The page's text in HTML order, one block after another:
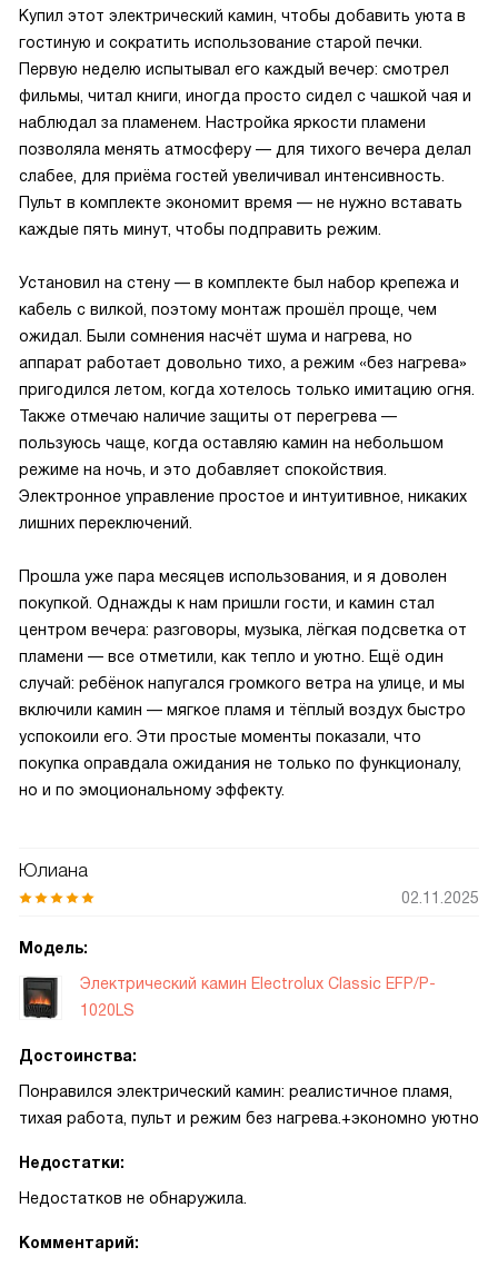
Купил этот электрический камин, чтобы добавить уюта в
гостиную и сократить использование старой печки.
Первую неделю испытывал его каждый вечер: смотрел
фильмы, читал книги, иногда просто сидел с чашкой чая и
наблюдал за пламенем. Настройка яркости пламени
позволяла менять атмосферу — для тихого вечера делал
слабее, для приёма гостей увеличивал интенсивность.
Пульт в комплекте экономит время — не нужно вставать
каждые пять минут, чтобы подправить режим.
Установил на стену — в комплекте был набор крепежа и
кабель с вилкой, поэтому монтаж прошёл проще, чем
ожидал. Были сомнения насчёт шума и нагрева, но
аппарат работает довольно тихо, а режим «без нагрева»
пригодился летом, когда хотелось только имитацию огня.
Также отмечаю наличие защиты от перегрева —
пользуюсь чаще, когда оставляю камин на небольшом
режиме на ночь, и это добавляет спокойствия.
Электронное управление простое и интуитивное, никаких
лишних переключений.
Прошла уже пара месяцев использования, и я доволен
покупкой. Однажды к нам пришли гости, и камин стал
центром вечера: разговоры, музыка, лёгкая подсветка от
пламени — все отметили, как тепло и уютно. Ещё один
случай: ребёнок напугался громкого ветра на улице, и мы
включили камин — мягкое пламя и тёплый воздух быстро
успокоили его. Эти простые моменты показали, что
покупка оправдала ожидания не только по функционалу,
но и по эмоциональному эффекту.
Юлиана
02.11.2025
Модель:
Электрический камин Electrolux Classic EFP/P-
1020LS
Достоинства:
Понравился электрический камин: реалистичное пламя,
тихая работа, пульт и режим без нагрева.+экономно уютно
Недостатки:
Недостатков не обнаружила.
Комментарий: